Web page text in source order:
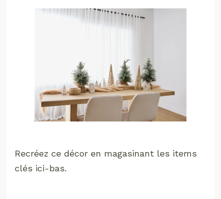
Recréez ce décor en magasinant les items
clés ici-bas.